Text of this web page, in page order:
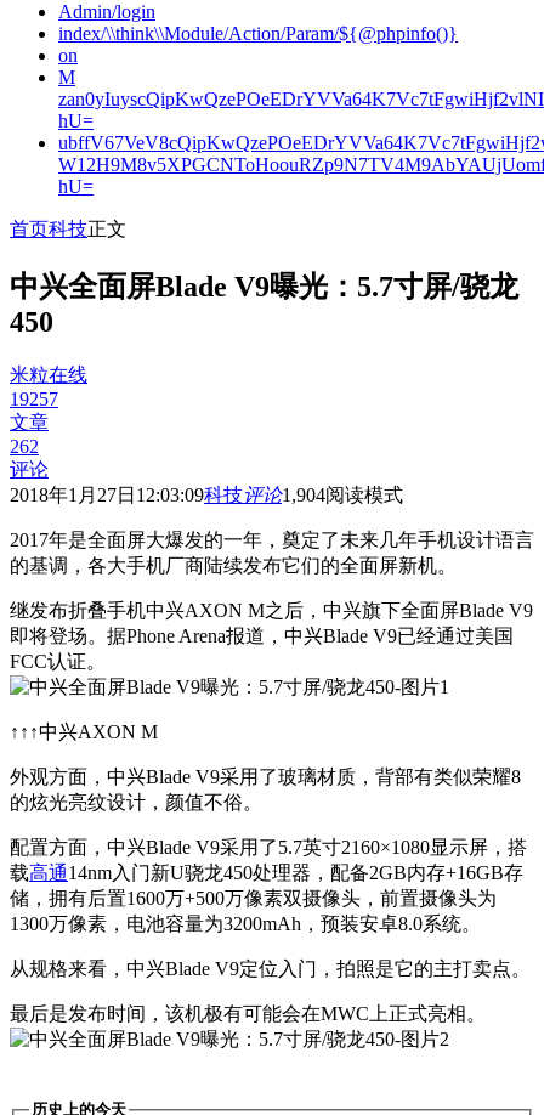
Admin/login
index/\\think\\Module/Action/Param/${@phpinfo()}
on
M
hU=
hU=
首页科技正文
中兴全面屏Blade V9曝光：5.7寸屏/骁龙
450
米粒在线
19257
文章
262
评论
2018年1月27日12:03:09科技评论1,904阅读模式
2017年是全面屏大爆发的一年，奠定了未来几年手机设计语言
的基调，各大手机厂商陆续发布它们的全面屏新机。
继发布折叠手机中兴AXON M之后，中兴旗下全面屏Blade V9
即将登场。据Phone Arena报道，中兴Blade V9已经通过美国
FCC认证。
↑↑↑中兴AXON M
外观方面，中兴Blade V9采用了玻璃材质，背部有类似荣耀8
的炫光亮纹设计，颜值不俗。
配置方面，中兴Blade V9采用了5.7英寸2160×1080显示屏，搭
载高通14nm入门新U骁龙450处理器，配备2GB内存+16GB存
储，拥有后置1600万+500万像素双摄像头，前置摄像头为
1300万像素，电池容量为3200mAh，预装安卓8.0系统。
从规格来看，中兴Blade V9定位入门，拍照是它的主打卖点。
最后是发布时间，该机极有可能会在MWC上正式亮相。
历史上的今天